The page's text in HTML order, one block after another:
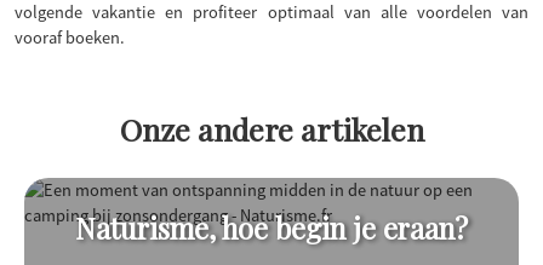
volgende vakantie en profiteer optimaal van alle voordelen van
vooraf boeken.
Onze andere artikelen
Naturisme, hoe begin je eraan?